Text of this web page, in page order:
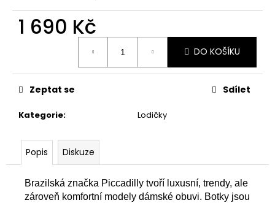
1 690 Kč
DO KOŠÍKU
Kategorie: Lodičky
Zeptat se Sdílet
Popis Diskuze
Brazilská značka Piccadilly tvoří luxusní, trendy, ale
zároveň komfortní modely dámské obuvi. Botky jsou
e
m
PICCADILLY
POLOBOTKY
STARORŮŽOVÉ
490
Kč